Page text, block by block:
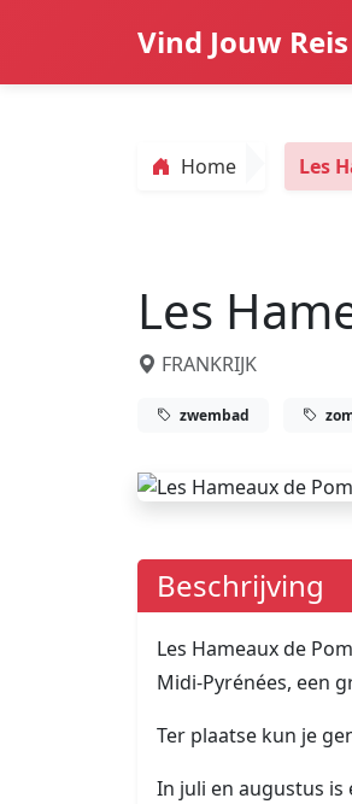
Vind Jouw Reis
Home Les
Les
FRANKRIJK
zwembad
Beschrijving
Les Hameaux de
Midi-Pyrénées, een
Ter plaatse kun je
In juli en augustus is